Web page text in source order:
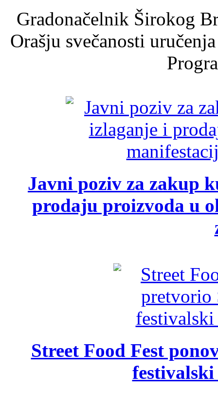
Gradonačelnik Širokog
Orašju svečanosti
Javni poziv za zakup
prodaju proizvoda u
Street Food Fest